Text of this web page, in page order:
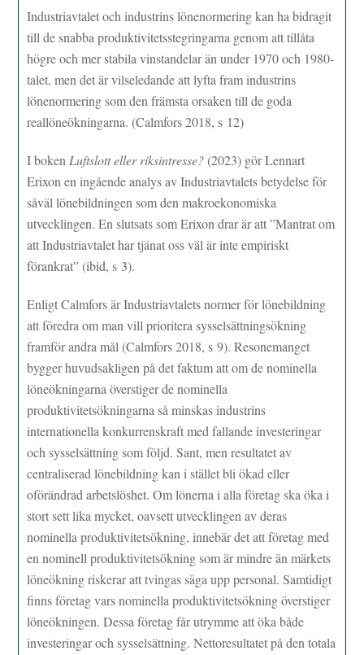
Industriavtalet och industrins lönenormering kan ha bidragit
till de snabba produktivitetsstegringarna genom att tillåta
högre och mer stabila vinstandelar än under 1970­ och 1980­-
talet, men det är vilseledande att lyfta fram industrins
lönenormering som den främsta orsaken till de goda
reallöneökningarna. (Calmfors 2018, s 12)
I boken Luftslott eller riksintresse?(2023) gör Lennart
Erixon en ingående analys av Industriavtalets betydelse för
såväl lönebildningen som den makroekonomiska
utvecklingen. En slutsats som Erixon drar är att ”Mantrat om
att Industriavtalet har tjänat oss väl är inte empiriskt
förankrat” (ibid, s 3).
Enligt Calmfors är Industriavtalets normer för lönebildning
att föredra om man vill prioritera sysselsättningsökning
framför andra mål (Calmfors 2018, s 9). Resonemanget
bygger huvudsakligen på det faktum att om de nominella
löneökningarna överstiger de nominella
produktivitetsökningarna så minskas industrins
internationella konkurrenskraft med fallande investeringar
och sysselsättning som följd. Sant, men resultatet av
centraliserad lönebildning kan i stället bli ökad eller
oförändrad arbetslöshet. Om lönerna i alla företag ska öka i
stort sett lika mycket, oavsett utvecklingen av deras
nominella produktivitetsökning, innebär det att företag med
en nominell produktivitetsökning som är mindre än märkets
löneökning riskerar att tvingas säga upp personal. Samtidigt
finns företag vars nominella produktivitetsökning överstiger
löneökningen. Dessa företag får utrymme att öka både
investeringar och sysselsättning. Nettoresultatet på den totala